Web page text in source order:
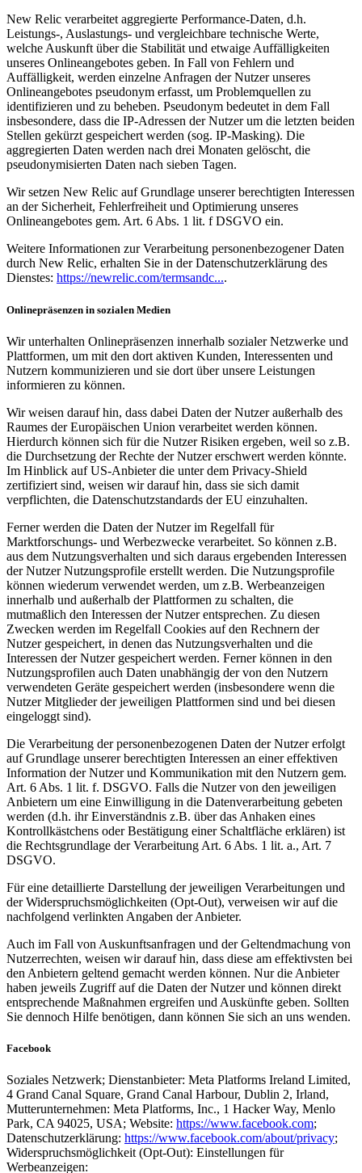
New Relic verarbeitet aggregierte Performance-Daten, d.h.
Leistungs-, Auslastungs- und vergleichbare technische Werte,
welche Auskunft über die Stabilität und etwaige Auffälligkeiten
unseres Onlineangebotes geben. In Fall von Fehlern und
Auffälligkeit, werden einzelne Anfragen der Nutzer unseres
Onlineangebotes pseudonym erfasst, um Problemquellen zu
identifizieren und zu beheben. Pseudonym bedeutet in dem Fall
insbesondere, dass die IP-Adressen der Nutzer um die letzten beiden
Stellen gekürzt gespeichert werden (sog. IP-Masking). Die
aggregierten Daten werden nach drei Monaten gelöscht, die
pseudonymisierten Daten nach sieben Tagen.
Wir setzen New Relic auf Grundlage unserer berechtigten Interessen
an der Sicherheit, Fehlerfreiheit und Optimierung unseres
Onlineangebotes gem. Art. 6 Abs. 1 lit. f DSGVO ein.
Weitere Informationen zur Verarbeitung personenbezogener Daten
durch New Relic, erhalten Sie in der Datenschutzerklärung des
Dienstes: https://newrelic.com/termsandc....
Onlinepräsenzen in sozialen Medien
Wir unterhalten Onlinepräsenzen innerhalb sozialer Netzwerke und
Plattformen, um mit den dort aktiven Kunden, Interessenten und
Nutzern kommunizieren und sie dort über unsere Leistungen
informieren zu können.
Wir weisen darauf hin, dass dabei Daten der Nutzer außerhalb des
Raumes der Europäischen Union verarbeitet werden können.
Hierdurch können sich für die Nutzer Risiken ergeben, weil so z.B.
die Durchsetzung der Rechte der Nutzer erschwert werden könnte.
Im Hinblick auf US-Anbieter die unter dem Privacy-Shield
zertifiziert sind, weisen wir darauf hin, dass sie sich damit
verpflichten, die Datenschutzstandards der EU einzuhalten.
Ferner werden die Daten der Nutzer im Regelfall für
Marktforschungs- und Werbezwecke verarbeitet. So können z.B.
aus dem Nutzungsverhalten und sich daraus ergebenden Interessen
der Nutzer Nutzungsprofile erstellt werden. Die Nutzungsprofile
können wiederum verwendet werden, um z.B. Werbeanzeigen
innerhalb und außerhalb der Plattformen zu schalten, die
mutmaßlich den Interessen der Nutzer entsprechen. Zu diesen
Zwecken werden im Regelfall Cookies auf den Rechnern der
Nutzer gespeichert, in denen das Nutzungsverhalten und die
Interessen der Nutzer gespeichert werden. Ferner können in den
Nutzungsprofilen auch Daten unabhängig der von den Nutzern
verwendeten Geräte gespeichert werden (insbesondere wenn die
Nutzer Mitglieder der jeweiligen Plattformen sind und bei diesen
eingeloggt sind).
Die Verarbeitung der personenbezogenen Daten der Nutzer erfolgt
auf Grundlage unserer berechtigten Interessen an einer effektiven
Information der Nutzer und Kommunikation mit den Nutzern gem.
Art. 6 Abs. 1 lit. f. DSGVO. Falls die Nutzer von den jeweiligen
Anbietern um eine Einwilligung in die Datenverarbeitung gebeten
werden (d.h. ihr Einverständnis z.B. über das Anhaken eines
Kontrollkästchens oder Bestätigung einer Schaltfläche erklären) ist
die Rechtsgrundlage der Verarbeitung Art. 6 Abs. 1 lit. a., Art. 7
DSGVO.
Für eine detaillierte Darstellung der jeweiligen Verarbeitungen und
der Widerspruchsmöglichkeiten (Opt-Out), verweisen wir auf die
nachfolgend verlinkten Angaben der Anbieter.
Auch im Fall von Auskunftsanfragen und der Geltendmachung von
Nutzerrechten, weisen wir darauf hin, dass diese am effektivsten bei
den Anbietern geltend gemacht werden können. Nur die Anbieter
haben jeweils Zugriff auf die Daten der Nutzer und können direkt
entsprechende Maßnahmen ergreifen und Auskünfte geben. Sollten
Sie dennoch Hilfe benötigen, dann können Sie sich an uns wenden.
Facebook
Soziales Netzwerk; Dienstanbieter: Meta Platforms Ireland Limited,
4 Grand Canal Square, Grand Canal Harbour, Dublin 2, Irland,
Mutterunternehmen: Meta Platforms, Inc., 1 Hacker Way, Menlo
Park, CA 94025, USA; Website: https://www.facebook.com;
Datenschutzerklärung: https://www.facebook.com/about/privacy;
Widerspruchsmöglichkeit (Opt-Out): Einstellungen für
Werbeanzeigen: